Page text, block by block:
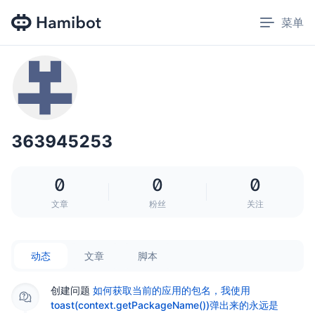
Open
菜单
363945253
0
文章
0
粉丝
0
关注
动态 文章 脚本
创建问题 如何获取当前的应用的包名，我使用
toast(context.getPackageName())弹出来的永远是